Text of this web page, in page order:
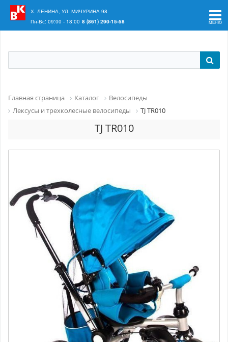
Ваш регион:
Х. ЛЕНИНА, УЛ. МИЧУРИНА 98
Пн-Вс: 09:00 - 18:00 8 (861) 290-15-58
Главная страница Каталог
Велосипеды
Лексусы и трехколесные велосипеды
TJ TR010
TJ TR010